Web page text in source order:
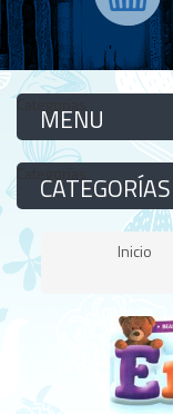
Categorías
Categorías
Inicio